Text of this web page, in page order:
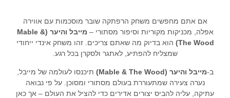
אם אתם מחפשים משחק הרפתקה שובר מוסכמות עם אווירה
אפלה, מכניקות מקוריות וסיפור מסתורי –
מייבל והיער (Mable &
The Wood) הוא בדיוק מה שאתם צריכים. זהו משחק אינדי ייחודי
שמצליח להפתיע, לאתגר ולסקרן בכל רגע.
ב-מייבל והיער (Mable & The Wood)
תיכנסו לעולמה של מייבל,
נערה צעירה שמתעוררת בעולם מסתורי ומסוכן. על פי נבואה
עתיקה, עליה להביס יצורים אדירים כדי להציל את העולם – אך כאן